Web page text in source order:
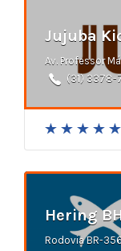
Jujuba
(31) 3378-
Hering
Rodovia BR-